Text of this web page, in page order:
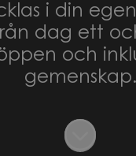
i din
dag ett
och
gemenskap.
Scroll to